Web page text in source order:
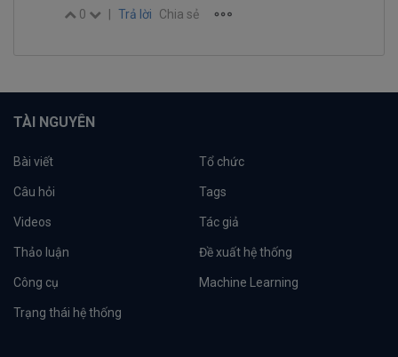
0 Trả lời Chia sẻ
TÀI NGUYÊN
Bài viết Tổ chức
Câu hỏi Tags
Videos Tác giả
Thảo luận Đề xuất hệ thống
Công cụ Machine Learning
Trạng thái hệ thống